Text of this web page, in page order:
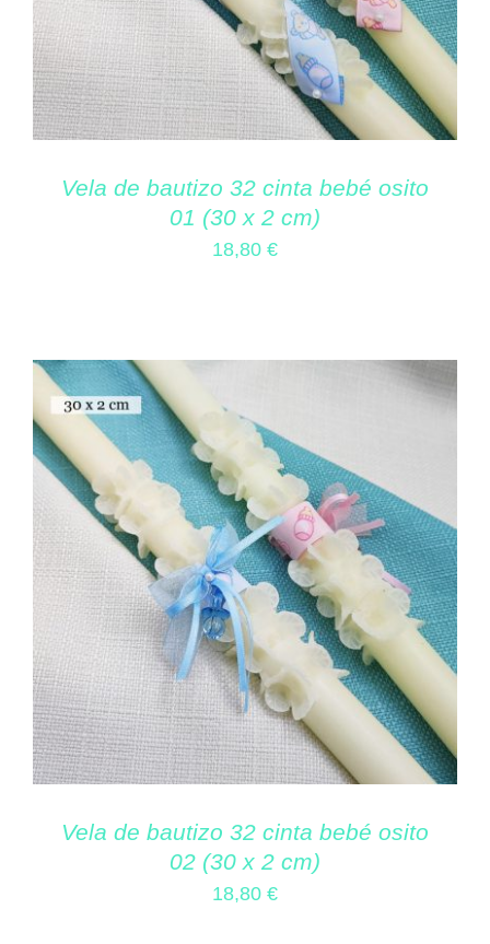
Vela de bautizo 32 cinta bebé osito
01 (30 x 2 cm)
18,80 €
Vela de bautizo 32 cinta bebé osito
02 (30 x 2 cm)
18,80 €